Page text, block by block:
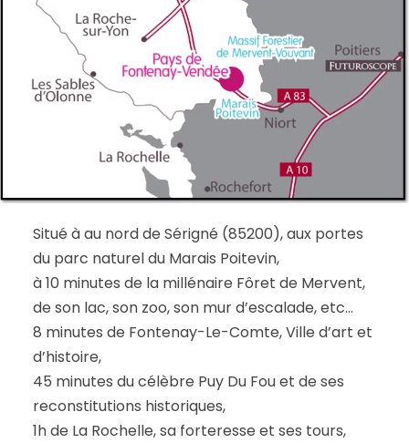
Situé à au nord de Sérigné (85200), aux portes
du parc naturel du Marais Poitevin,
à 10 minutes de la millénaire Fôret de Mervent,
de son lac, son zoo, son mur d’escalade, etc…
8 minutes de Fontenay-Le-Comte, Ville d’art et
d’histoire,
45 minutes du célèbre Puy Du Fou et de ses
reconstitutions historiques,
1h de La Rochelle, sa forteresse et ses tours,